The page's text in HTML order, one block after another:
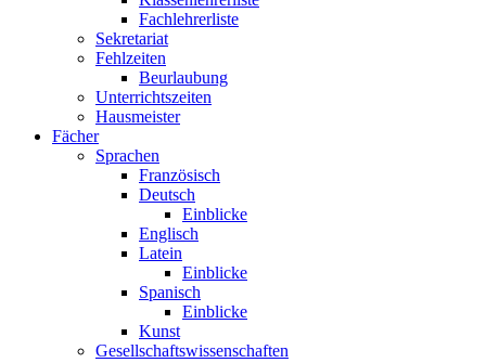
Fachlehrerliste
Sekretariat
Fehlzeiten
Beurlaubung
Unterrichtszeiten
Hausmeister
Fächer
Sprachen
Französisch
Deutsch
Einblicke
Englisch
Latein
Einblicke
Spanisch
Einblicke
Kunst
Gesellschaftswissenschaften